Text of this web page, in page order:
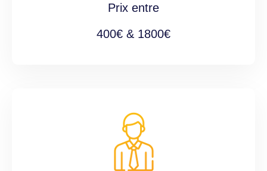
Prix entre
400€ & 1800€